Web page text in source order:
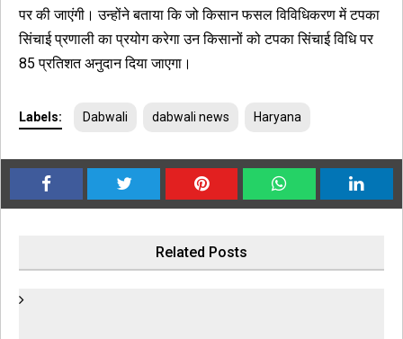
पर की जाएंगी। उन्होंने बताया कि जो किसान फसल विविधिकरण में टपका
सिंचाई प्रणाली का प्रयोग करेगा उन किसानों को टपका सिंचाई विधि पर
85 प्रतिशत अनुदान दिया जाएगा।
Labels: Dabwali dabwali news Haryana
Related Posts